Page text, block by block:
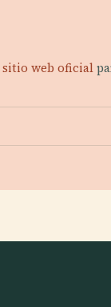
sitio web oficial